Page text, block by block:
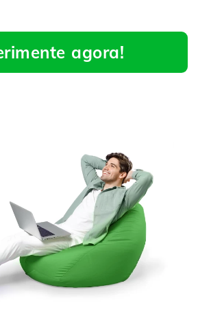
agora!